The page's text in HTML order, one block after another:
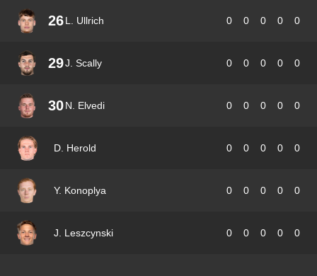
26L. Ullrich 0 0 0 0 0
29J. Scally 0 0 0 0 0
30N. Elvedi 0 0 0 0 0
D. Herold 0 0 0 0 0
Y. Konoplya 0 0 0 0 0
J. Leszcynski 0 0 0 0 0